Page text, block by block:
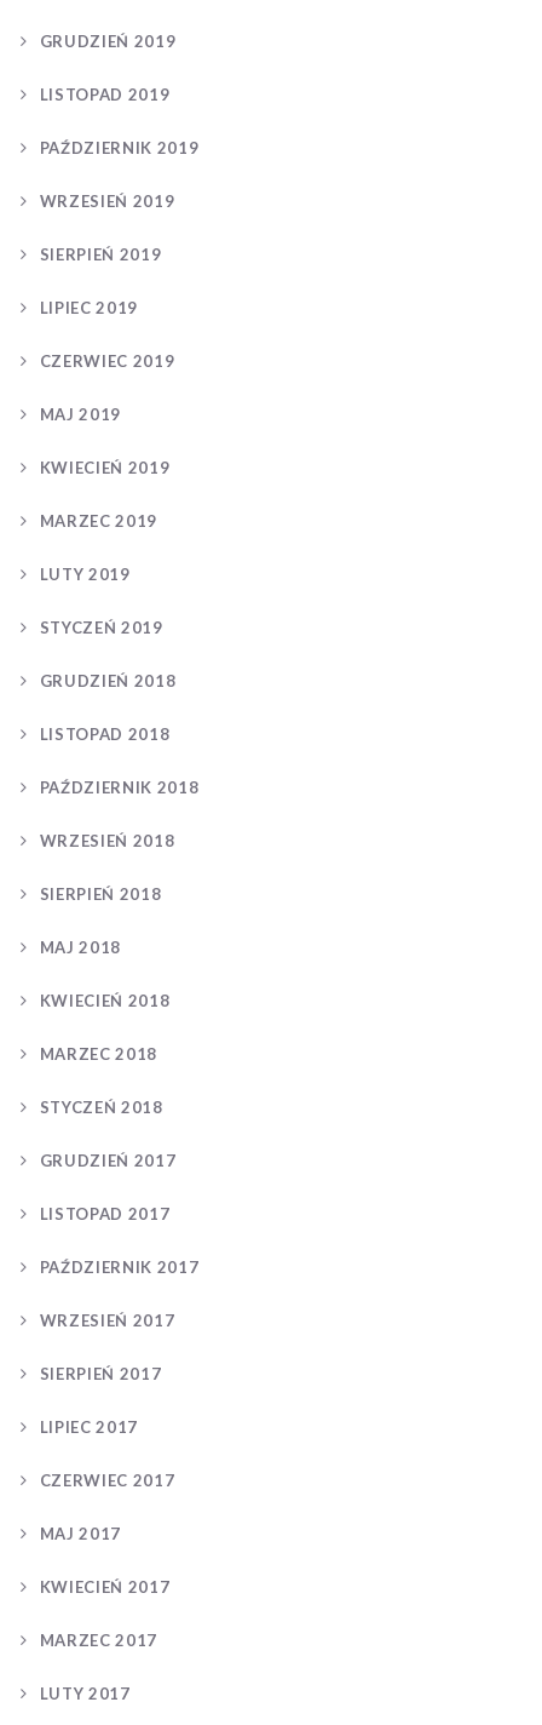
GRUDZIEŃ 2019
LISTOPAD 2019
PAŹDZIERNIK 2019
WRZESIEŃ 2019
SIERPIEŃ 2019
LIPIEC 2019
CZERWIEC 2019
MAJ 2019
KWIECIEŃ 2019
MARZEC 2019
LUTY 2019
STYCZEŃ 2019
GRUDZIEŃ 2018
LISTOPAD 2018
PAŹDZIERNIK 2018
WRZESIEŃ 2018
SIERPIEŃ 2018
MAJ 2018
KWIECIEŃ 2018
MARZEC 2018
STYCZEŃ 2018
GRUDZIEŃ 2017
LISTOPAD 2017
PAŹDZIERNIK 2017
WRZESIEŃ 2017
SIERPIEŃ 2017
LIPIEC 2017
CZERWIEC 2017
MAJ 2017
KWIECIEŃ 2017
MARZEC 2017
LUTY 2017